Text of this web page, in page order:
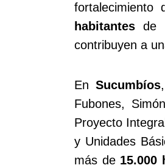
fortalecimiento
habitantes de
contribuyen a
En Sucumbíos
Fubones,
Proyecto
y Unidades
más de 15.000